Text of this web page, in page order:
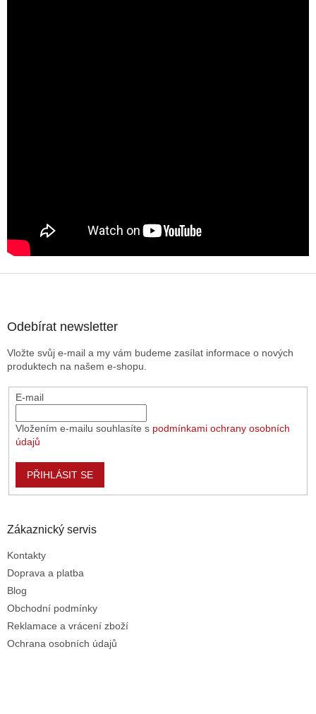
Odebírat newsletter
Vložte svůj e-mail a my vám budeme zasílat informace o nových
produktech na našem e-shopu.
E-mail
Vložením e-mailu souhlasíte s podmínkami ochrany osobních
údajů
PŘIHLÁSIT SE
Zákaznický servis
Kontakty
Doprava a platba
Blog
Obchodní podmínky
Reklamace a vrácení zboží
Ochrana osobních údajů